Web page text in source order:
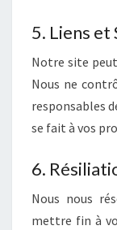
5. Liens et
Notre site
Nous ne
responsables
se fait à vos
6.
Nous nous
mettre fin à